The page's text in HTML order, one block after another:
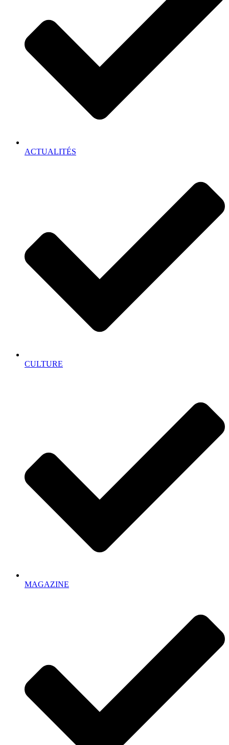
ACTUALITÉS
CULTURE
MAGAZINE